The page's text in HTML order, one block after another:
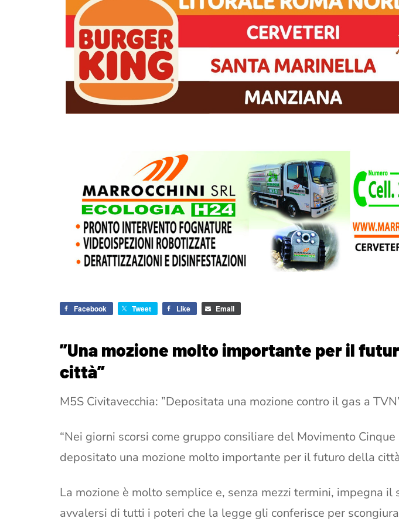
Facebook Tweet Like Email
”Una mozione molto importante per il
città”
M5S Civitavecchia: ”Depositata una mozione contro il gas a
“Nei giorni scorsi come gruppo consiliare del Movimento
depositato una mozione molto importante per il futuro della
La mozione è molto semplice e, senza mezzi termini, impegna il
avvalersi di tutti i poteri che la legge gli conferisce per